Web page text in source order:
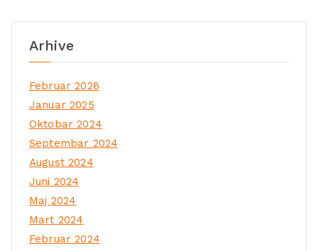
Arhive
Februar 2026
Januar 2025
Oktobar 2024
Septembar 2024
August 2024
Juni 2024
Maj 2024
Mart 2024
Februar 2024